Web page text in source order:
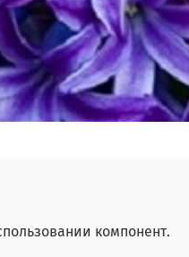
компонент.